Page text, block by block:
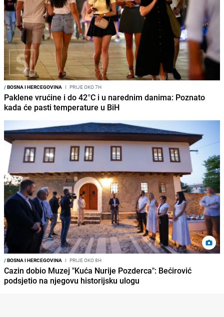
/BOSNA I HERCEGOVINA I PRIJE OKO 7H
Paklene vrućine i do 42°C i u narednim danima: Poznato
kada će pasti temperature u BiH
/BOSNA I HERCEGOVINA I PRIJE OKO 8H
Cazin dobio Muzej "Kuća Nurije Pozderca": Bećirović
podsjetio na njegovu historijsku ulogu